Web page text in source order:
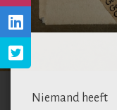
Niemand heeft